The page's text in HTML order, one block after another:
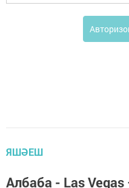
ЯШӘЕШ
Албаба - Las